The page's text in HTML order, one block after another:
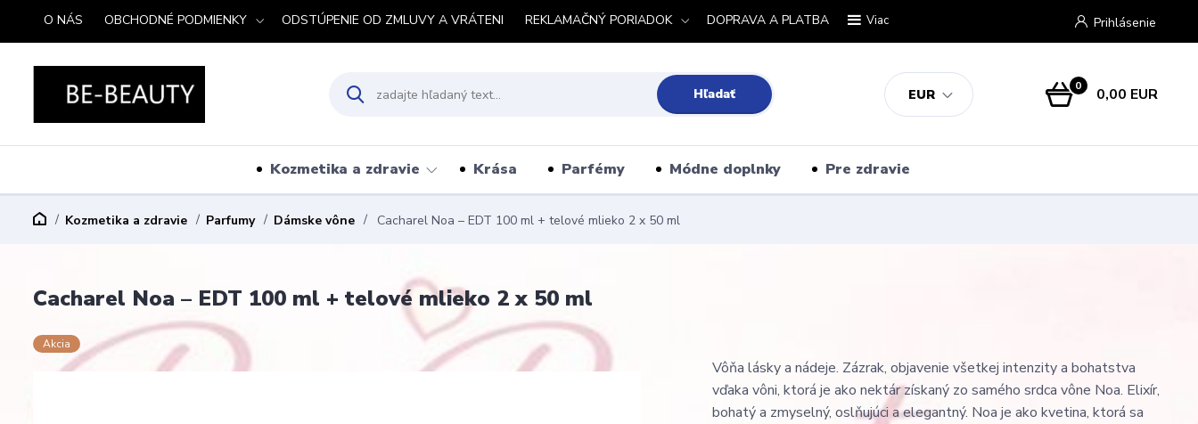
O NÁS OBCHODNÉ PODMIENKY ODSTÚPENIE OD ZMLUVY A VRÁTENI REKLAMAČNÝ PORIADOK DOPRAVA A PLATBA Viac
EUR
Prihlásenie
Hľadať 0 0,00 EUR
Kozmetika a zdravie Krása Parfémy Módne doplnky Pre zdravie
Kozmetika a zdravie Parfumy Dámske vône Cacharel Noa – EDT 100 ml + telové mlieko 2 x 50 ml
Cacharel Noa – EDT 100 ml + telové mlieko 2 x 50 ml
Akcia
Vôňa lásky a nádeje. Zázrak, objavenie všetkej intenzity a bohatstva
vďaka vôni, ktorá je ako nektár získaný zo samého srdca vône Noa. Elixír,
bohatý a zmyselný, oslňujúci a elegantný. Noa je ako kvetina, ktorá sa